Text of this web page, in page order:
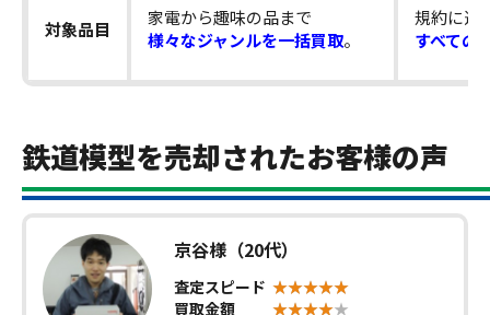
対象品目
家電から趣味の品まで
様々なジャンルを一括買取。
規約に違
すべての
鉄道模型を売却されたお客様の声
京谷様（20代）
査定スピード
買取金額